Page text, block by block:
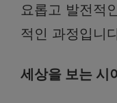
요롭고 발전적
적인 과정입니
세상을 보는 시